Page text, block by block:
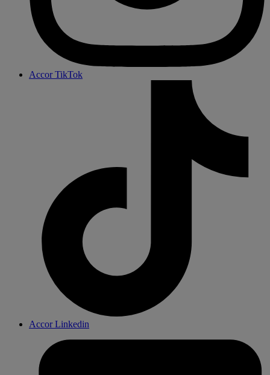
Accor TikTok
Accor Linkedin